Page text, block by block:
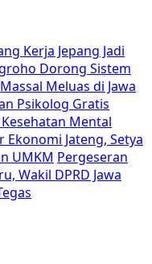
Kerja Jepang Jadi
Dorong Sistem
Meluas di Jawa
Psikolog Gratis
Mental
Jateng, Setya
UMKM Pergeseran
Wakil DPRD Jawa